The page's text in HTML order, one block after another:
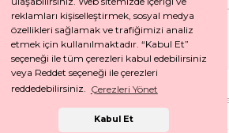
reklamları kişiselleştirmek, sosyal medya
özellikleri sağlamak ve trafiğimizi analiz
etmek için kullanılmaktadır. “Kabul Et”
seçeneği ile tüm çerezleri kabul edebilirsiniz
veya Reddet seçeneği ile çerezleri
reddedebilirsiniz. Çerezleri Yönet
Kabul Et
2026 © SEYREKOGLU. Tüm